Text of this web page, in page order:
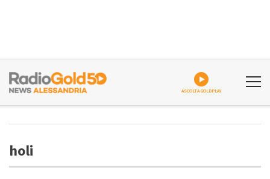
ASCOLTA GOLDPLAY
holi